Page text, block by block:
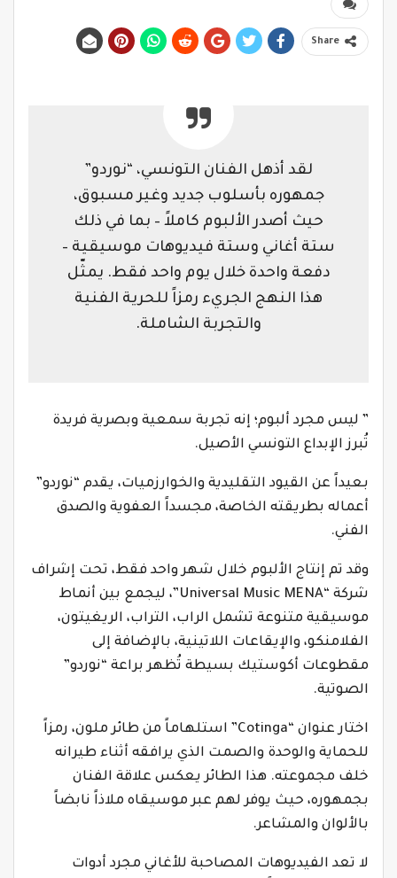
Share
لقد أذهل الفنان التونسي، “نوردو”
جمهوره بأسلوب جديد وغير مسبوق،
حيث أصدر الألبوم كاملاً – بما في ذلك
ستة أغاني وستة فيديوهات موسيقية –
دفعة واحدة خلال يوم واحد فقط. يمثّل
هذا النهج الجريء رمزاً للحرية الفنية
والتجربة الشاملة.
” ليس مجرد ألبوم؛ إنه تجربة سمعية وبصرية فريدة
تُبرز الإبداع التونسي الأصيل.
بعيداً عن القيود التقليدية والخوارزميات، يقدم “نوردو”
أعماله بطريقته الخاصة، مجسداً العفوية والصدق
الفني.
وقد تم إنتاج الألبوم خلال شهر واحد فقط، تحت إشراف
شركة “Universal Music MENA”، ليجمع بين أنماط
موسيقية متنوعة تشمل الراب، التراب، الريغيتون،
الفلامنكو، والإيقاعات اللاتينية، بالإضافة إلى
مقطوعات أكوستيك بسيطة تُظهر براعة “نوردو”
الصوتية.
اختار عنوان “Cotinga” استلهاماً من طائر ملون، رمزاً
للحماية والوحدة والصمت الذي يرافقه أثناء طيرانه
خلف مجموعته. هذا الطائر يعكس علاقة الفنان
بجمهوره، حيث يوفر لهم عبر موسيقاه ملاذاً نابضاً
بالألوان والمشاعر.
لا تعد الفيديوهات المصاحبة للأغاني مجرد أدوات